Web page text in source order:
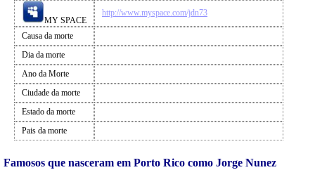
MY SPACE
http://www.myspace.com/jdn73
Causa da morte
Dia da morte
Ano da Morte
Ciudade da morte
Estado da morte
Pais da morte
Famosos que nasceram em Porto Rico como Jorge Nunez